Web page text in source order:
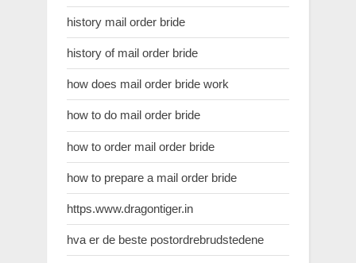
history mail order bride
history of mail order bride
how does mail order bride work
how to do mail order bride
how to order mail order bride
how to prepare a mail order bride
https.www.dragontiger.in
hva er de beste postordrebrudstedene